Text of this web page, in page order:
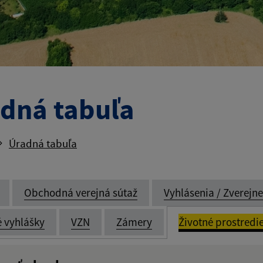
tabuľa
Úradná tabuľa
Obchodná verejná sútaž Vyhlásenia /
vyhlášky VZN Zámery Životné